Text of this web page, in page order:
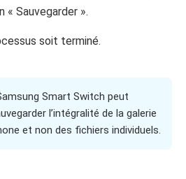
« Sauvegarder ».
soit terminé.
Smart Switch peut
l’intégralité de la galerie
et non des fichiers individuels.